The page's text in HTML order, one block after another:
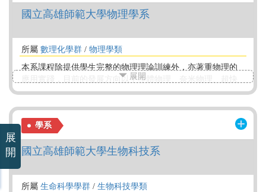
國立高雄師範大學物理學系
所屬 數理化學群 / 物理學類
本系課程除提供學生完整的物理理論訓練外，亦著重物理的
應用實踐，目前的發展方向以半導體物理、奈米物理、超快
雷射光譜、高能物理，以及非線性動力學等領域為重點。 本
所。其他教學及研究實驗室也充分提供學生驗證和發揮所學
學理、精熟精密儀器的操作、獲得各種軟硬體的專門知識，
作為往後就業或再深造的堅實基礎。
展開
學系
國立高雄師範大學生物科技系
所屬 生命科學學群 / 生物科技學類
展
開